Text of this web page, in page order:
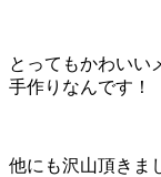
とってもかわいい
手作りなんです！
他にも沢山頂きま